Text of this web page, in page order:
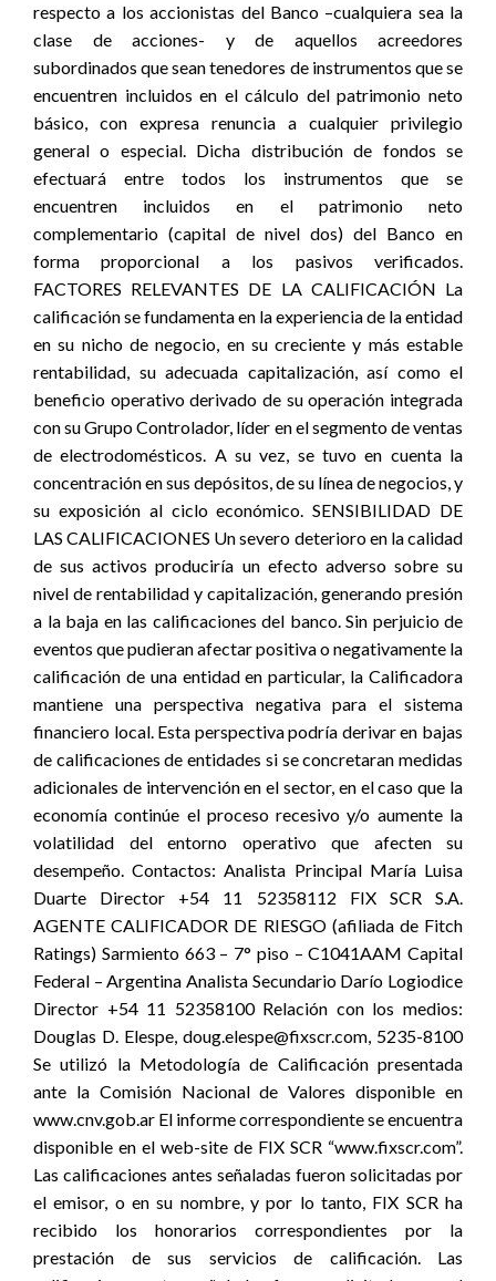
respecto a los accionistas del Banco –cualquiera sea la
clase de acciones- y de aquellos acreedores
subordinados que sean tenedores de instrumentos que se
encuentren incluidos en el cálculo del patrimonio neto
básico, con expresa renuncia a cualquier privilegio
general o especial. Dicha distribución de fondos se
efectuará entre todos los instrumentos que se
encuentren incluidos en el patrimonio neto
complementario (capital de nivel dos) del Banco en
forma proporcional a los pasivos verificados.
FACTORES RELEVANTES DE LA CALIFICACIÓN La
calificación se fundamenta en la experiencia de la entidad
en su nicho de negocio, en su creciente y más estable
rentabilidad, su adecuada capitalización, así como el
beneficio operativo derivado de su operación integrada
con su Grupo Controlador, líder en el segmento de ventas
de electrodomésticos. A su vez, se tuvo en cuenta la
concentración en sus depósitos, de su línea de negocios, y
su exposición al ciclo económico. SENSIBILIDAD DE
LAS CALIFICACIONES Un severo deterioro en la calidad
de sus activos produciría un efecto adverso sobre su
nivel de rentabilidad y capitalización, generando presión
a la baja en las calificaciones del banco. Sin perjuicio de
eventos que pudieran afectar positiva o negativamente la
calificación de una entidad en particular, la Calificadora
mantiene una perspectiva negativa para el sistema
financiero local. Esta perspectiva podría derivar en bajas
de calificaciones de entidades si se concretaran medidas
adicionales de intervención en el sector, en el caso que la
economía continúe el proceso recesivo y/o aumente la
volatilidad del entorno operativo que afecten su
desempeño. Contactos: Analista Principal María Luisa
Duarte Director +54 11 52358112 FIX SCR S.A.
AGENTE CALIFICADOR DE RIESGO (afiliada de Fitch
Ratings) Sarmiento 663 – 7° piso – C1041AAM Capital
Federal – Argentina Analista Secundario Darío Logiodice
Director +54 11 52358100 Relación con los medios:
Douglas D. Elespe, doug.elespe@fixscr.com, 5235-8100
Se utilizó la Metodología de Calificación presentada
ante la Comisión Nacional de Valores disponible en
www.cnv.gob.ar El informe correspondiente se encuentra
disponible en el web-site de FIX SCR “www.fixscr.com”.
Las calificaciones antes señaladas fueron solicitadas por
el emisor, o en su nombre, y por lo tanto, FIX SCR ha
recibido los honorarios correspondientes por la
prestación de sus servicios de calificación. Las